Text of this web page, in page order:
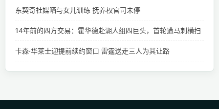
东契奇社媒晒与女儿训练 抚养权官司未停
14年前的四方交易：霍华德赴湖人组四巨头，首轮遭马刺横扫
卡森·华莱士迎提前续约窗口 雷霆送走三人为其让路